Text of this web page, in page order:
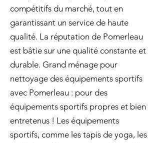
compétitifs du marché, tout en
garantissant un service de haute
qualité. La réputation de Pomerleau
est bâtie sur une qualité constante et
durable. Grand ménage pour
nettoyage des équipements sportifs
avec Pomerleau : pour des
équipements sportifs propres et bien
entretenus ! Les équipements
sportifs, comme les tapis de yoga, les